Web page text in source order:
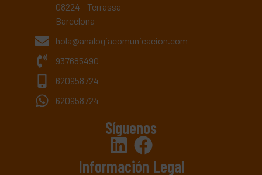
08224 - Terrassa
Barcelona
hola@analogiacomunicacion.com
937685490
620958724
620958724
Síguenos
Información Legal